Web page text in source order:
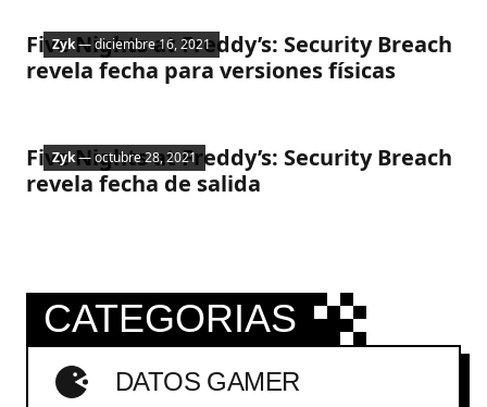
Five Nights at Freddy’s: Security Breach
revela fecha para versiones físicas
Zyk— diciembre 16, 2021
Five Nights at Freddy’s: Security Breach
revela fecha de salida
Zyk— octubre 28, 2021
CATEGORIAS
DATOS GAMER